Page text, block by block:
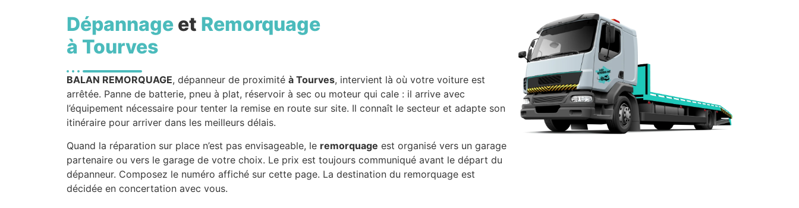
Dépannage et Remorquage
à Tourves
BALAN REMORQUAGE, dépanneur de proximité à Tourves, intervient là où votre voiture est
arrêtée. Panne de batterie, pneu à plat, réservoir à sec ou moteur qui cale : il arrive avec
l’équipement nécessaire pour tenter la remise en route sur site. Il connaît le secteur et adapte son
itinéraire pour arriver dans les meilleurs délais.
Quand la réparation sur place n’est pas envisageable, le remorquage est organisé vers un garage
partenaire ou vers le garage de votre choix. Le prix est toujours communiqué avant le départ du
dépanneur. Composez le numéro affiché sur cette page. La destination du remorquage est
décidée en concertation avec vous.